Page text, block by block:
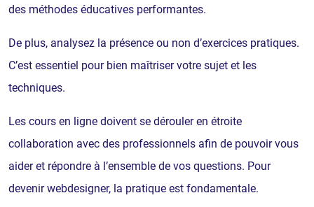
des méthodes éducatives performantes.
De plus, analysez la présence ou non d’exercices pratiques.
C’est essentiel pour bien maîtriser votre sujet et les
techniques.
Les cours en ligne doivent se dérouler en étroite
collaboration avec des professionnels afin de pouvoir vous
aider et répondre à l’ensemble de vos questions. Pour
devenir webdesigner, la pratique est fondamentale.